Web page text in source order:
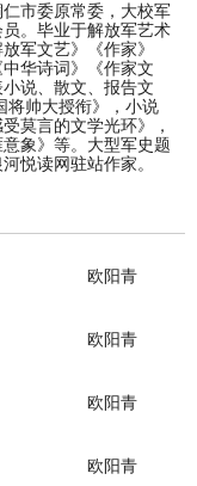
市委原常委，大校军
。毕业于解放军艺术
军文艺》《作家》
华诗词》《作家文
说、散文、报告文
将帅大授衔》，小说
莫言的文学光环》，
象》等。大型军史题
悦读网驻站作家。
欧阳青
欧阳青
欧阳青
欧阳青